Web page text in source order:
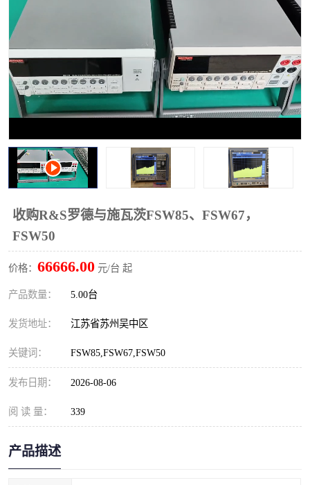
收购R&S罗德与施瓦茨FSW85、FSW67，
FSW50
价格： 66666.00 元/台 起
产品数量： 5.00台
发货地址： 江苏省苏州吴中区
关键词： FSW85,FSW67,FSW50
发布日期： 2026-08-06
阅 读 量： 339
产品描述
万用表 信号源
数据采集仪
数字源表 数字源表
校准仪 函数信号发生器
示波器 直流电源
阻抗分析仪
频率计 无线测试仪
静电计